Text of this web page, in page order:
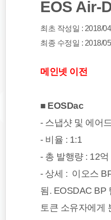
EOS Air-
최초 작성일 : 2018/
최종 수정일 : 2018/
메인넷 이전
■ EOSDac
- 스냅샷 및 에어
- 비율 : 1:1
- 총 발행량 : 12
- 상세 : 이오스
됨. EOSDAC BP
토큰 소유자에게